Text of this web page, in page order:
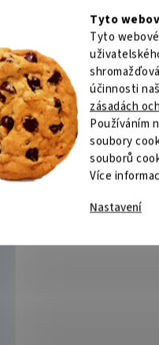
Tyto
Tyto
účinnosti
zásadách
Používáním
soubory
souborů
Více
Nastavení